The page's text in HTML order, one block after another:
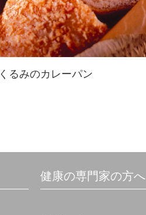
くるみのカレーパン
健康の専門家の方へ